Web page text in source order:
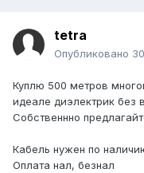
tetra
Опубликовано
Куплю 500 метров
идеале диэлектрик без
Собственнно
Кабель нужен по
Оплата нал, безнал